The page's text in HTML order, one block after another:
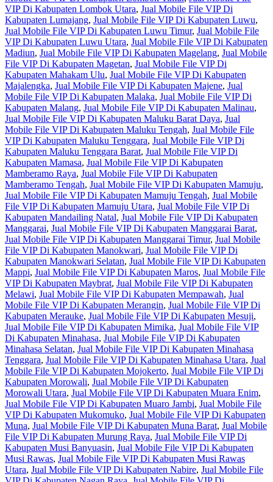
VIP Di Kabupaten Lombok Utara, Jual Mobile File VIP Di
Kabupaten Lumajang, Jual Mobile File VIP Di Kabupaten Luwu,
Jual Mobile File VIP Di Kabupaten Luwu Timur, Jual Mobile File
VIP Di Kabupaten Luwu Utara, Jual Mobile File VIP Di Kabupaten
Madiun, Jual Mobile File VIP Di Kabupaten Magelang, Jual Mobile
File VIP Di Kabupaten Magetan, Jual Mobile File VIP Di
Kabupaten Mahakam Ulu, Jual Mobile File VIP Di Kabupaten
Majalengka, Jual Mobile File VIP Di Kabupaten Majene, Jual
Mobile File VIP Di Kabupaten Malaka, Jual Mobile File VIP Di
Kabupaten Malang, Jual Mobile File VIP Di Kabupaten Malinau,
Jual Mobile File VIP Di Kabupaten Maluku Barat Daya, Jual
Mobile File VIP Di Kabupaten Maluku Tengah, Jual Mobile File
VIP Di Kabupaten Maluku Tenggara, Jual Mobile File VIP Di
Kabupaten Maluku Tenggara Barat, Jual Mobile File VIP Di
Kabupaten Mamasa, Jual Mobile File VIP Di Kabupaten
Mamberamo Raya, Jual Mobile File VIP Di Kabupaten
Mamberamo Tengah, Jual Mobile File VIP Di Kabupaten Mamuju,
Jual Mobile File VIP Di Kabupaten Mamuju Tengah, Jual Mobile
File VIP Di Kabupaten Mamuju Utara, Jual Mobile File VIP Di
Kabupaten Mandailing Natal, Jual Mobile File VIP Di Kabupaten
Manggarai, Jual Mobile File VIP Di Kabupaten Manggarai Barat,
Jual Mobile File VIP Di Kabupaten Manggarai Timur, Jual Mobile
File VIP Di Kabupaten Manokwari, Jual Mobile File VIP Di
Kabupaten Manokwari Selatan, Jual Mobile File VIP Di Kabupaten
Mappi, Jual Mobile File VIP Di Kabupaten Maros, Jual Mobile File
VIP Di Kabupaten Maybrat, Jual Mobile File VIP Di Kabupaten
Melawi, Jual Mobile File VIP Di Kabupaten Mempawah, Jual
Mobile File VIP Di Kabupaten Merangin, Jual Mobile File VIP Di
Kabupaten Merauke, Jual Mobile File VIP Di Kabupaten Mesuji,
Jual Mobile File VIP Di Kabupaten Mimika, Jual Mobile File VIP
Di Kabupaten Minahasa, Jual Mobile File VIP Di Kabupaten
Minahasa Selatan, Jual Mobile File VIP Di Kabupaten Minahasa
Tenggara, Jual Mobile File VIP Di Kabupaten Minahasa Utara, Jual
Mobile File VIP Di Kabupaten Mojokerto, Jual Mobile File VIP Di
Kabupaten Morowali, Jual Mobile File VIP Di Kabupaten
Morowali Utara, Jual Mobile File VIP Di Kabupaten Muara Enim,
Jual Mobile File VIP Di Kabupaten Muaro Jambi, Jual Mobile File
VIP Di Kabupaten Mukomuko, Jual Mobile File VIP Di Kabupaten
Muna, Jual Mobile File VIP Di Kabupaten Muna Barat, Jual Mobile
File VIP Di Kabupaten Murung Raya, Jual Mobile File VIP Di
Kabupaten Musi Banyuasin, Jual Mobile File VIP Di Kabupaten
Musi Rawas, Jual Mobile File VIP Di Kabupaten Musi Rawas
Utara, Jual Mobile File VIP Di Kabupaten Nabire, Jual Mobile File